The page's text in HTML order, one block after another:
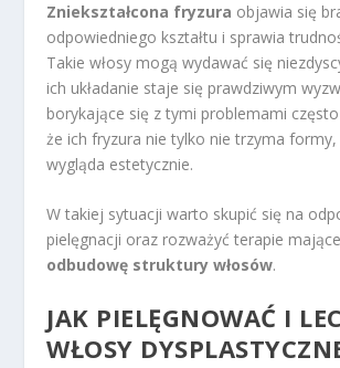
Zniekształcona fryzura objawia się
odpowiedniego kształtu i sprawia
Takie włosy mogą wydawać się
ich układanie staje się prawdziwym
borykające się z tymi problemami
że ich fryzura nie tylko nie trzyma
wygląda estetycznie.
W takiej sytuacji warto skupić się na
pielęgnacji oraz rozważyć terapie
odbudowę struktury włosów.
JAK PIELĘGNOWAĆ I
WŁOSY